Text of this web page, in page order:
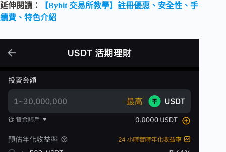
延伸閱讀：
【Bybit 交易所教學】註冊優惠、安全性、手
續費、特色介紹